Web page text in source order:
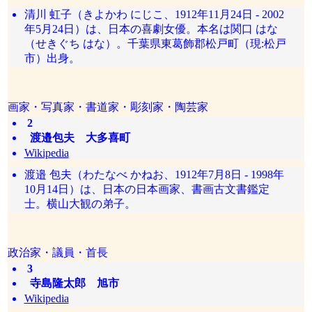
清川 虹子（きよかわ にじこ、1912年11月24日 - 2002
年5月24日）は、日本の喜劇女優。本名は関口 はな
（せきぐち はな）。千葉県東葛飾郡松戸町（現:松戸
市）出身。
画家・写真家・書道家・彫刻家・陶芸家
2
渡邉包夫 大多喜町
Wikipedia
渡邉 包夫（わたなべ かねお、1912年7月8日 - 1998年
10月14日）は、日本の日本画家、書画古文書鑑定
士。横山大観の弟子。
政治家・議員・首長
3
寺島隆太郎 旭市
Wikipedia